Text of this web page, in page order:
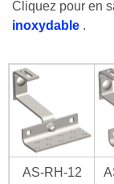
Cliquez pour en
inoxydable .
AS-RH-12